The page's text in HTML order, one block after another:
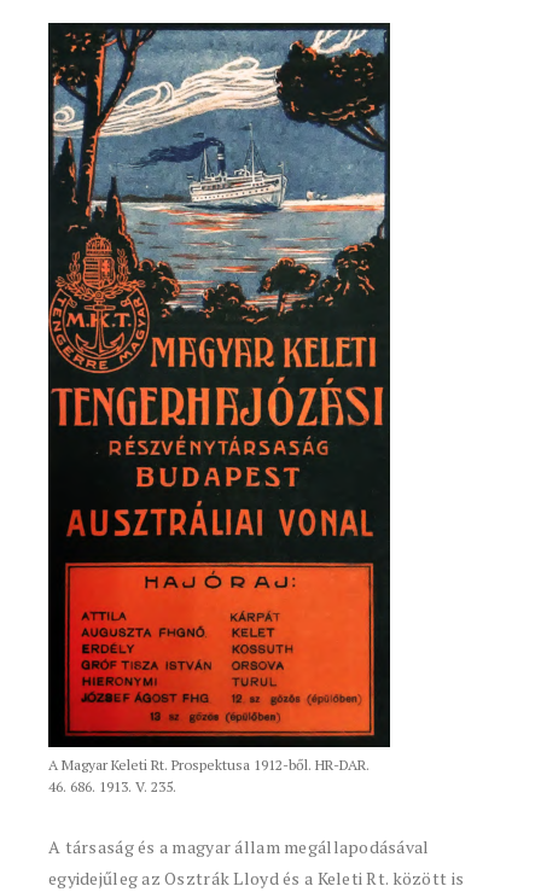
A Magyar Keleti Rt. Prospektusa 1912-ből. HR-DAR.
46. 686. 1913. V. 235.
A társaság és a magyar állam megállapodásával
egyidejűleg az Osztrák Lloyd és a Keleti Rt. között is